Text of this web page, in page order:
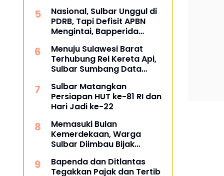
Kesehatan
Nasional, Sulbar Unggul di
PDRB, Tapi Defisit APBN
Mengintai, Bapperida
Menuju Sulawesi Barat
Terhubung Rel Kereta Api,
Sulbar Sumbang Data
Sulbar Matangkan
Persiapan HUT ke-81 RI dan
Hari Jadi ke-22
Memasuki Bulan
Kemerdekaan, Warga
Sulbar Diimbau Bijak
Bapenda dan Ditlantas
Tegakkan Pajak dan Tertib